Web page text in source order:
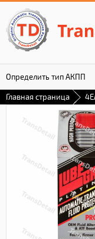
Определить тип АКПП
Гарантия
Главная страница